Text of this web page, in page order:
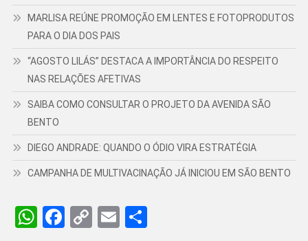
MARLISA REÚNE PROMOÇÃO EM LENTES E FOTOPRODUTOS
PARA O DIA DOS PAIS
“AGOSTO LILÁS” DESTACA A IMPORTÂNCIA DO RESPEITO
NAS RELAÇÕES AFETIVAS
SAIBA COMO CONSULTAR O PROJETO DA AVENIDA SÃO
BENTO
DIEGO ANDRADE: QUANDO O ÓDIO VIRA ESTRATÉGIA
CAMPANHA DE MULTIVACINAÇÃO JÁ INICIOU EM SÃO BENTO
WhatsApp
Facebook
CopyEmailShare